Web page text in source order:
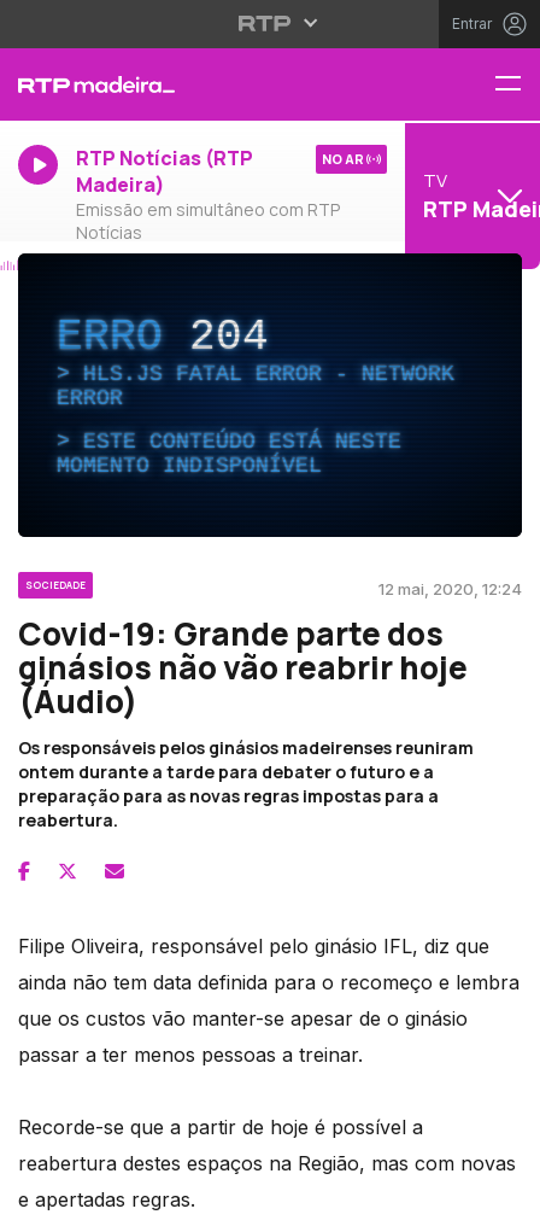
Entrar
RTP Notícias (RTP
Madeira)
Emissão em simultâneo com RTP
Notícias
NO AR
TV
RTP
ERRO204
HLS.JS FATAL ERROR - NETWORK
ERROR
ESTE CONTEÚDO ESTÁ NESTE
MOMENTO INDISPONÍVEL
SOCIEDADE 12 mai, 2020, 12:24
Covid-19: Grande parte dos
ginásios não vão reabrir hoje
(Áudio)
Os responsáveis pelos ginásios madeirenses reuniram
ontem durante a tarde para debater o futuro e a
preparação para as novas regras impostas para a
reabertura.
Filipe Oliveira, responsável pelo ginásio IFL, diz que
ainda não tem data definida para o recomeço e lembra
que os custos vão manter-se apesar de o ginásio
passar a ter menos pessoas a treinar.
Recorde-se que a partir de hoje é possível a
reabertura destes espaços na Região, mas com novas
e apertadas regras.